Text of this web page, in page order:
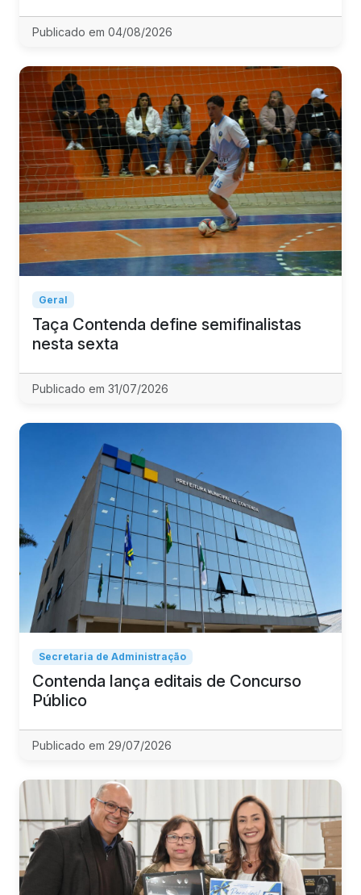
Publicado em 04/08/2026
Geral
Taça Contenda define semifinalistas
nesta sexta
Publicado em 31/07/2026
Secretaria de Administração
Contenda lança editais de Concurso
Público
Publicado em 29/07/2026